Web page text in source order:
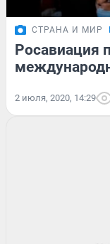
СТРАНА И МИР
Росавиация
2 июля, 2020, 14:29